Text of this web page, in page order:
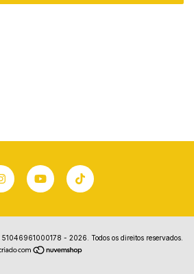
- 2026. Todos os direitos reservados.